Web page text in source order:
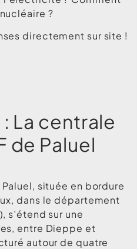
?
directement sur site !
La centrale
de Paluel
située en bordure
dans le département
s’étend sur une
entre Dieppe et
autour de quatre